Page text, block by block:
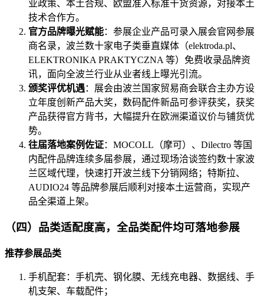
业政策、本土合规、欧盟准入标准干货资源，对接本土
技术合作方。
官方品牌曝光赋能：参展企业产品可录入展会官网参展
商名录，波兰数十家电子类垂直媒体（elektroda.pl、
ELEKTRONIKA PRAKTYCZNA 等）免费收录品牌资
讯，面向全波兰行业从业者线上曝光引流。
颁奖评优机遇：展会由波兰国家贸易商会联合主办方设
立年度创新产品大奖，数码配件新品可参评获奖，获奖
产品获得官方背书，大幅提升在欧洲渠道议价与铺货优
势。
往届落地案例佐证：MOCOLL（摩可）、Dilectro 等国
内配件品牌连续多届参展，通过现场洽谈签约数十家波
兰区域代理，快速打开波兰线下分销网络；特斯拉、
AUDIO24 等品牌参展后顺利对接本土运营商，实现产
品全渠道上架。
（四）品类适配度高，全品类配件均可落地参展
推荐参展品类
手机配套：手机壳、钢化膜、无线充电器、数据线、手
机支架、车载配件；